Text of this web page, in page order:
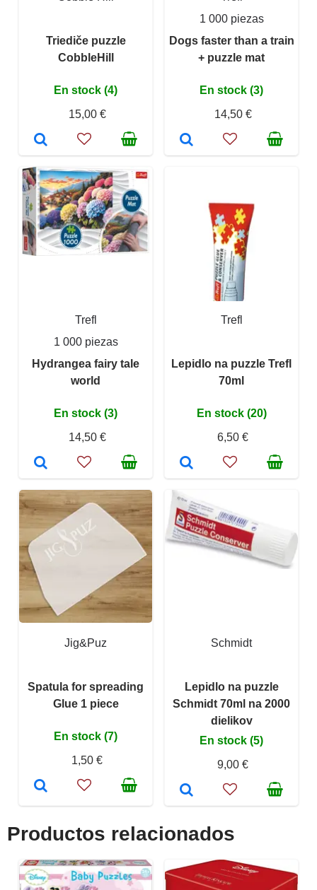
Triediče puzzle
CobbleHill
En stock (4)
15,00 €
1 000 piezas
Dogs faster than a train
+ puzzle mat
En stock (3)
14,50 €
Trefl
1 000 piezas
Hydrangea fairy tale
world
En stock (3)
14,50 €
Trefl
Lepidlo na puzzle Trefl
70ml
En stock (20)
6,50 €
Jig&Puz
Spatula for spreading
Glue 1 piece
En stock (7)
1,50 €
Schmidt
Lepidlo na puzzle
Schmidt 70ml na 2000
dielikov
En stock (5)
9,00 €
Productos relacionados